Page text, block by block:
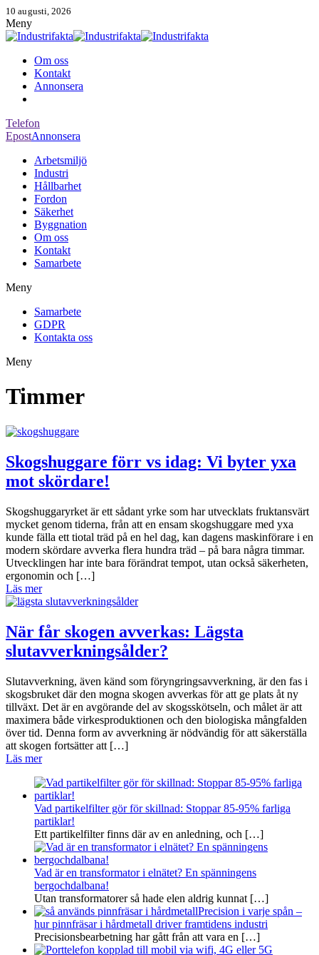
10 augusti, 2026
Meny
Om oss
Kontakt
Annonsera
Telefon
EpostAnnonsera
Arbetsmiljö
Industri
Hållbarhet
Fordon
Säkerhet
Byggnation
Om oss
Kontakt
Samarbete
Meny
Samarbete
GDPR
Kontakta oss
Meny
Timmer
Skogshuggare förr vs idag: Vi byter yxa
mot skördare!
Skogshuggaryrket är ett sådant yrke som har utvecklats fruktansvärt
mycket genom tiderna, från att en ensam skogshuggare med yxa
kunde fälla ett tiotal träd på en hel dag, kan dagens maskinförare i en
modern skördare avverka flera hundra träd – på bara några timmar.
Utvecklingen har inte bara förändrat tempot, utan också säkerheten,
ergonomin och […]
Läs mer
När får skogen avverkas: Lägsta
slutavverkningsålder?
Slutavverkning, även känd som föryngringsavverkning, är den fas i
skogsbruket där den mogna skogen avverkas för att ge plats åt ny
tillväxt. Det är en avgörande del av skogsskötseln, och målet är att
maximera både virkesproduktionen och den biologiska mångfalden
över tid. Denna form av avverkning är nödvändig för att säkerställa
att skogen fortsätter att […]
Läs mer
Vad partikelfilter gör för skillnad: Stoppar 85-95% farliga
partiklar!
Ett partikelfilter finns där av en anledning, och […]
Vad är en transformator i elnätet? En spänningens
bergochdalbana!
Utan transformatorer så hade elen aldrig kunnat […]
Precision i varje spån –
hur pinnfräsar i hårdmetall driver framtidens industri
Precisionsbearbetning har gått från att vara en […]